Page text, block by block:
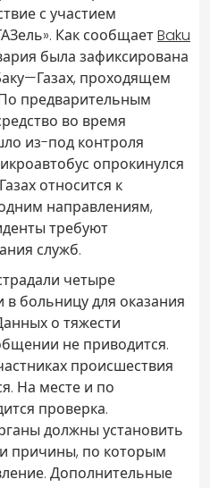
с участием
Как сообщаетBaku
была зафиксирована
проходящем
предварительным
во время
из-под контроля
опрокинулся
относится к
направлениям,
требуют
служб.
четыре
в больницу для оказания
о тяжести
не приводится.
происшествия
На месте и по
проверка.
должны установить
причины, по которым
Дополнительные